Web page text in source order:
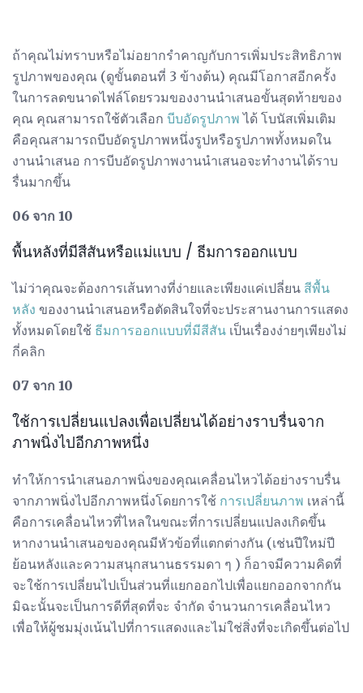
ถ้าคุณไม่ทราบหรือไม่อยากรำคาญกับการเพิ่มประสิทธิภาพ
รูปภาพของคุณ (ดูขั้นตอนที่ 3 ข้างต้น) คุณมีโอกาสอีกครั้ง
ในการลดขนาดไฟล์โดยรวมของงานนำเสนอขั้นสุดท้ายของ
คุณ คุณสามารถใช้ตัวเลือก บีบอัดรูปภาพ ได้ โบนัสเพิ่มเติม
คือคุณสามารถบีบอัดรูปภาพหนึ่งรูปหรือรูปภาพทั้งหมดใน
งานนำเสนอ การบีบอัดรูปภาพงานนำเสนอจะทำงานได้ราบ
รื่นมากขึ้น
06 จาก 10
พื้นหลังที่มีสีสันหรือแม่แบบ / ธีมการออกแบบ
ไม่ว่าคุณจะต้องการเส้นทางที่ง่ายและเพียงแค่เปลี่ยน สีพื้น
หลัง ของงานนำเสนอหรือตัดสินใจที่จะประสานงานการแสดง
ทั้งหมดโดยใช้ ธีมการออกแบบที่มีสีสัน เป็นเรื่องง่ายๆเพียงไม่
กี่คลิก
07 จาก 10
ใช้การเปลี่ยนแปลงเพื่อเปลี่ยนได้อย่างราบรื่นจาก
ภาพนิ่งไปอีกภาพหนึ่ง
ทำให้การนำเสนอภาพนิ่งของคุณเคลื่อนไหวได้อย่างราบรื่น
จากภาพนิ่งไปอีกภาพหนึ่งโดยการใช้ การเปลี่ยนภาพ เหล่านี้
คือการเคลื่อนไหวที่ไหลในขณะที่การเปลี่ยนแปลงเกิดขึ้น
หากงานนำเสนอของคุณมีหัวข้อที่แตกต่างกัน (เช่นปีใหม่ปี
ย้อนหลังและความสนุกสนานธรรมดา ๆ ) ก็อาจมีความคิดที่
จะใช้การเปลี่ยนไปเป็นส่วนที่แยกออกไปเพื่อแยกออกจากกัน
มิฉะนั้นจะเป็นการดีที่สุดที่จะ จำกัด จำนวนการเคลื่อนไหว
เพื่อให้ผู้ชมมุ่งเน้นไปที่การแสดงและไม่ใช่สิ่งที่จะเกิดขึ้นต่อไป